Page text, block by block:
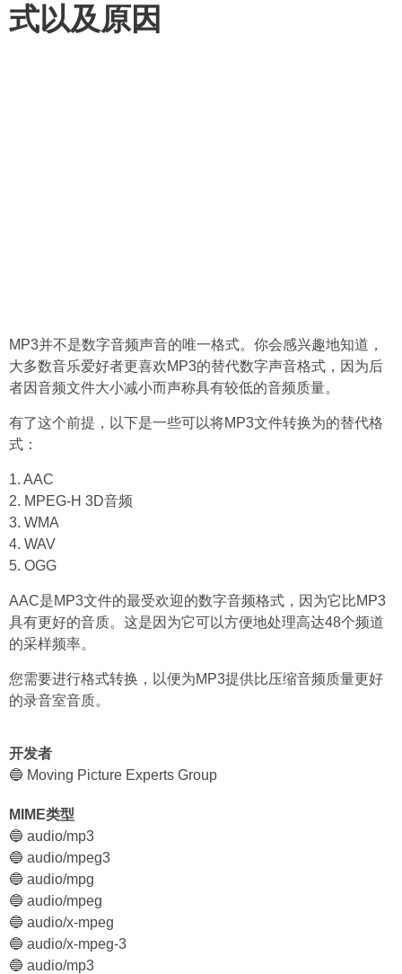
式以及原因
MP3并不是数字音频声音的唯一格式。你会感兴趣地知道，
大多数音乐爱好者更喜欢MP3的替代数字声音格式，因为后
者因音频文件大小减小而声称具有较低的音频质量。
有了这个前提，以下是一些可以将MP3文件转换为的替代格
式：
1. AAC
2. MPEG-H 3D音频
3. WMA
4. WAV
5. OGG
AAC是MP3文件的最受欢迎的数字音频格式，因为它比MP3
具有更好的音质。这是因为它可以方便地处理高达48个频道
的采样频率。
您需要进行格式转换，以便为MP3提供比压缩音频质量更好
的录音室音质。
开发者
🔵 Moving Picture Experts Group
MIME类型
🔵 audio/mp3
🔵 audio/mpeg3
🔵 audio/mpg
🔵 audio/mpeg
🔵 audio/x-mpeg
🔵 audio/x-mpeg-3
🔵 audio/mp3